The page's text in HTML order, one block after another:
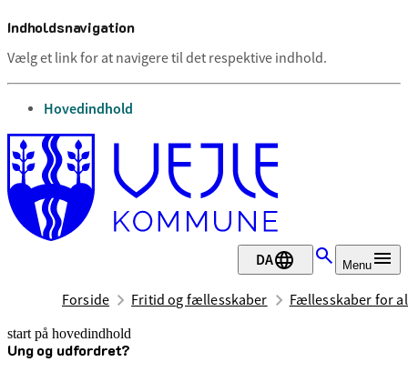
Indholdsnavigation
Vælg et link for at navigere til det respektive indhold.
gå til
Hovedindhold
DA Menu
Forside Fritid og fællesskaber Fællesskaber for
start på hovedindhold
Ung og udfordret?
senest opdateret 29. juni 2026